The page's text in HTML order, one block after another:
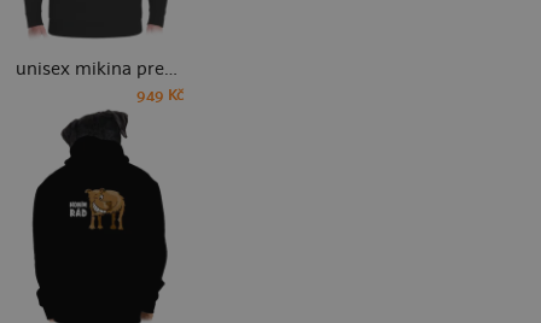
unisex mikina premium
949 Kč